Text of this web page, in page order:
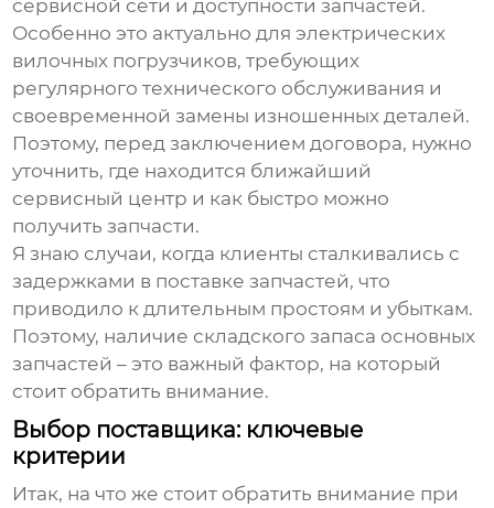
сервисной сети и доступности запчастей.
Особенно это актуально дляэлектрических
вилочных погрузчиков, требующих
регулярного технического обслуживания и
своевременной замены изношенных деталей.
Поэтому, перед заключением договора, нужно
уточнить, где находится ближайший
сервисный центр и как быстро можно
получить запчасти.
Я знаю случаи, когда клиенты сталкивались с
задержками в поставке запчастей, что
приводило к длительным простоям и убыткам.
Поэтому, наличие складского запаса основных
запчастей – это важный фактор, на который
стоит обратить внимание.
Выбор поставщика: ключевые
критерии
Итак, на что же стоит обратить внимание при